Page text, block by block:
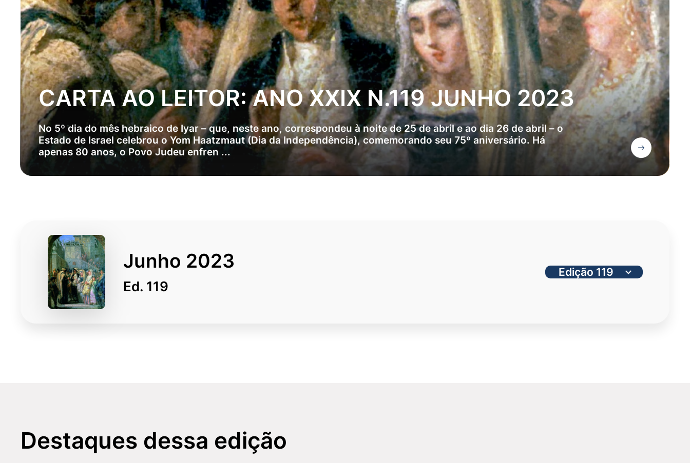
CARTA AO LEITOR: ANO XXIX N.119 JUNHO 2023
No 5º dia do mês hebraico de Iyar – que, neste ano, correspondeu à noite de 25 de abril e ao dia 26 de abril – o
Estado de Israel celebrou o Yom Haatzmaut (Dia da Independência), comemorando seu 75º aniversário. Há
apenas 80 anos, o Povo Judeu enfren ...
Junho 2023
Ed. 119
No 5º dia do mês hebraico de – que, neste ano, correspondeu à noite de 25 de abril e ao dia 26 de abril – o Estado de Israel celebrou o
Destaques dessa edição